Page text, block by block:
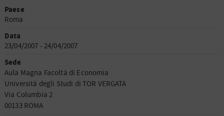
Paese
Roma
Data
23/04/2007 - 24/04/2007
Sede
Aula Magna Facoltà di Economia
Università degli Studi di TOR VERGATA
Via Columbia 2
00133 ROMA